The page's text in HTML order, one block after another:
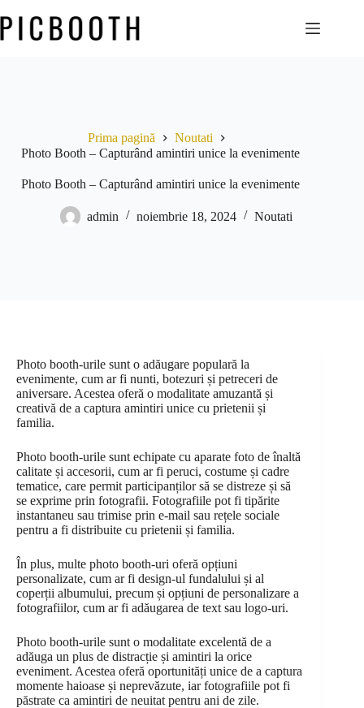
Prima pagină
Noutati
Photo Booth – Capturând amintiri unice la evenimente
Photo Booth – Capturând amintiri unice la evenimente
admin noiembrie 18, 2024 Noutati
Photo booth-urile sunt o adăugare populară la
evenimente, cum ar fi nunti, botezuri și petreceri de
aniversare. Acestea oferă o modalitate amuzantă și
creativă de a captura amintiri unice cu prietenii și
familia.
Photo booth-urile sunt echipate cu aparate foto de înaltă
calitate și accesorii, cum ar fi peruci, costume și cadre
tematice, care permit participanților să se distreze și să
se exprime prin fotografii. Fotografiile pot fi tipărite
instantaneu sau trimise prin e-mail sau rețele sociale
pentru a fi distribuite cu prietenii și familia.
În plus, multe photo booth-uri oferă opțiuni
personalizate, cum ar fi design-ul fundalului și al
coperții albumului, precum și opțiuni de personalizare a
fotografiilor, cum ar fi adăugarea de text sau logo-uri.
Photo booth-urile sunt o modalitate excelentă de a
adăuga un plus de distracție și amintiri la orice
eveniment. Acestea oferă oportunități unice de a captura
momente haioase și neprevăzute, iar fotografiile pot fi
păstrate ca amintiri de neuitat pentru ani de zile.